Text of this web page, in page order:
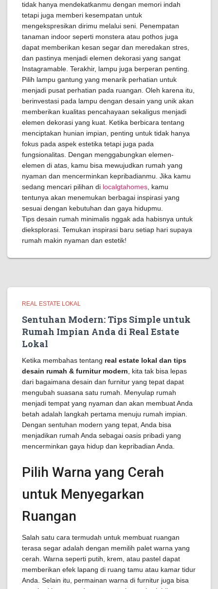
tidak hanya mendekatkanmu dengan memori indah
tetapi juga memberi kesempatan untuk
mengekspresikan dirimu melalui seni. Penempatan
tanaman indoor seperti monstera atau pothos juga
dapat memberikan kesan segar dan meredakan stres,
dan pastinya menjadi elemen dekorasi yang sangat
Instagramable. Terakhir, lampu juga berperan penting.
Pilih lampu gantung yang menarik perhatian untuk
menjadi pusat perhatian pada ruangan. Oleh karena itu,
berinvestasi pada lampu dengan desain yang unik akan
memberikan kualitas pencahayaan sekaligus menjadi
elemen dekorasi yang kuat. Ketika berbicara tentang
menciptakan hunian impian, penting untuk tidak hanya
fokus pada aspek estetika tetapi juga pada
fungsionalitas. Dengan menggabungkan elemen-
elemen di atas, kamu bisa mewujudkan rumah yang
nyaman dan mencerminkan kepribadianmu. Jika kamu
sedang mencari pilihan di localgtahomes , kamu
tentunya akan menemukan berbagai inspirasi yang
sesuai dengan kebutuhan dan gaya hidupmu.
Tips desain rumah minimalis nggak ada habisnya untuk
dieksplorasi. Temukan inspirasi baru setiap hari supaya
rumah makin nyaman dan estetik!
REAL ESTATE LOKAL
Sentuhan Modern: Tips Simple untuk
Rumah Impian Anda di Real Estate
Lokal
Ketika membahas tentang real estate lokal dan tips
desain rumah & furnitur modern , kita tak bisa lepas
dari bagaimana desain dan furnitur yang tepat dapat
mengubah suasana satu rumah. Menyulap rumah
menjadi tempat yang nyaman dan akan membuat Anda
betah adalah langkah pertama menuju rumah impian.
Dengan sentuhan modern yang tepat, Anda bisa
menjadikan rumah Anda sebagai oasis pribadi yang
mencerminkan gaya hidup dan kepribadian Anda.
Pilih Warna yang Cerah
untuk Menyegarkan
Ruangan
Salah satu cara termudah untuk membuat ruangan
terasa segar adalah dengan memilih palet warna yang
cerah. Warna seperti putih, krem, atau pastel dapat
memberikan efek lapang di ruang tamu atau kamar tidur
Anda. Selain itu, permainan warna di furnitur juga bisa